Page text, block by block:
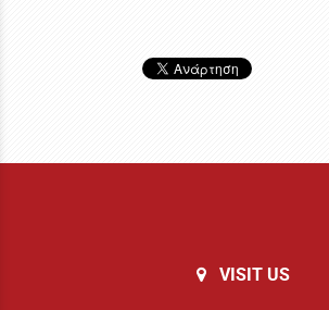
VISIT US